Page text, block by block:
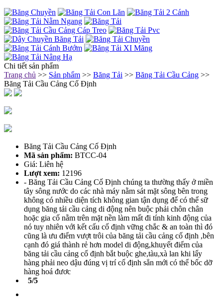
Chi tiết sản phẩm
Trang chủ >> Sản phẩm >> Băng Tải >> Băng Tải Cầu Cảng >>
Băng Tải Cầu Cảng Cố Định
Băng Tải Cầu Cảng Cố Định
Mã sản phẩm: BTCC-04
Giá: Liên hệ
Lượt xem: 12196
- Băng Tải Cầu Cảng Cố Định chúng ta thường thấy ở miền
tây sông nước do các nhà máy nằm sát mặt sông bên trong
không có nhiều diện tích không gian tận dụng để có thể sữ
dụng băng tải cầu cảng di động nên buộc phải chôn chân
hoặc gia cố nằm trên mặt nền làm mất đi tính kinh động của
nó tuy nhiên với kết cấu cố định vững chắc & an toàn thì đó
cũng là ưu điểm vượt trôi của băng tải cầu cảng cố định ,bên
cạnh đó giá thành rẻ hơn model di động,khuyết điểm của
băng tải cầu cảng cố định bắt buộc ghe,tàu,xà lan khi lấy
hàng phải neo dậu đúng vị trí cố định sẳn mới có thể bốc dỡ
hàng hoá đươc
5/5